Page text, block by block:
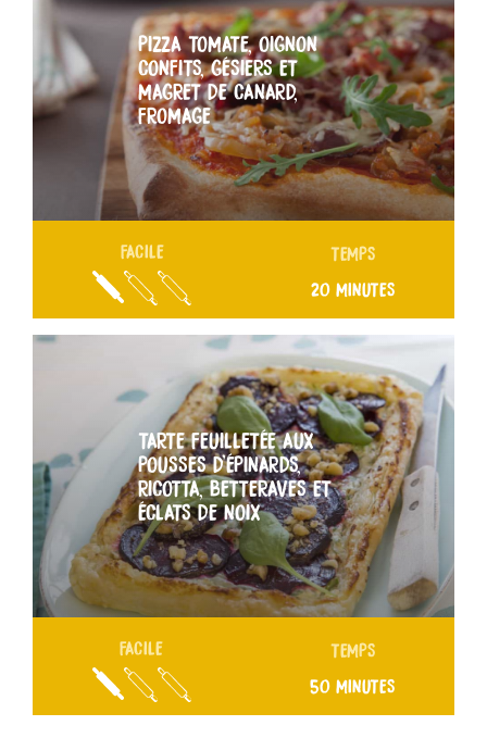
PIZZA TOMATE, OIGNON
CONFITS, GÉSIERS ET
MAGRET DE CANARD,
FROMAGE
FACILE TEMPS
20 MINUTES
TARTE FEUILLETÉE AUX
POUSSES D’ÉPINARDS,
RICOTTA, BETTERAVES ET
ÉCLATS DE NOIX
FACILE TEMPS
50 MINUTES